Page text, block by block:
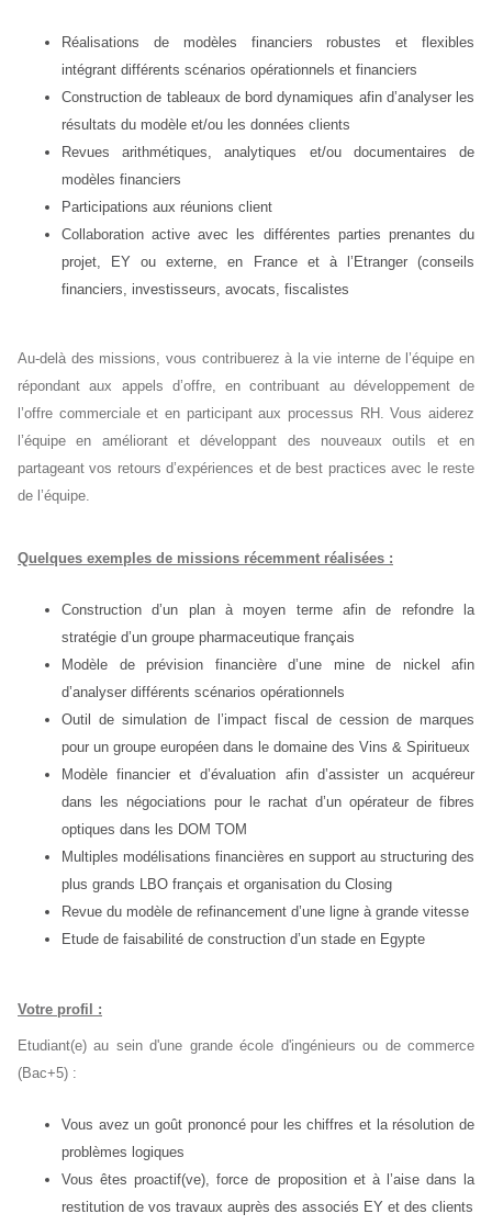
Réalisations de modèles financiers robustes et flexibles
intégrant différents scénarios opérationnels et financiers
Construction de tableaux de bord dynamiques afin d’analyser les
résultats du modèle et/ou les données clients
Revues arithmétiques, analytiques et/ou documentaires de
modèles financiers
Participations aux réunions client
Collaboration active avec les différentes parties prenantes du
projet, EY ou externe, en France et à l’Etranger (conseils
financiers, investisseurs, avocats, fiscalistes
Au-delà des missions, vous contribuerez à la vie interne de l’équipe en
répondant aux appels d’offre, en contribuant au développement de
l’offre commerciale et en participant aux processus RH. Vous aiderez
l’équipe en améliorant et développant des nouveaux outils et en
partageant vos retours d’expériences et de best practices avec le reste
de l’équipe.
Quelques exemples de missions récemment réalisées :
Construction d’un plan à moyen terme afin de refondre la
stratégie d’un groupe pharmaceutique français
Modèle de prévision financière d’une mine de nickel afin
d’analyser différents scénarios opérationnels
Outil de simulation de l’impact fiscal de cession de marques
pour un groupe européen dans le domaine des Vins & Spiritueux
Modèle financier et d’évaluation afin d’assister un acquéreur
dans les négociations pour le rachat d’un opérateur de fibres
optiques dans les DOM TOM
Multiples modélisations financières en support au structuring des
plus grands LBO français et organisation du Closing
Revue du modèle de refinancement d’une ligne à grande vitesse
Etude de faisabilité de construction d’un stade en Egypte
Votre profil :
Etudiant(e) au sein d'une grande école d'ingénieurs ou de commerce
(Bac+5) :
Vous avez un goût prononcé pour les chiffres et la résolution de
problèmes logiques
Vous êtes proactif(ve), force de proposition et à l’aise dans la
restitution de vos travaux auprès des associés EY et des clients